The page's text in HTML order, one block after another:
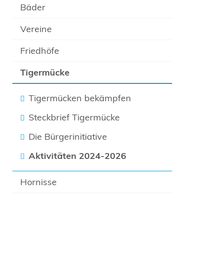
Bäder
Vereine
Friedhöfe
Tigermücke
Tigermücken bekämpfen
Steckbrief Tigermücke
Die Bürgerinitiative
Aktivitäten 2024-2026
Hornisse